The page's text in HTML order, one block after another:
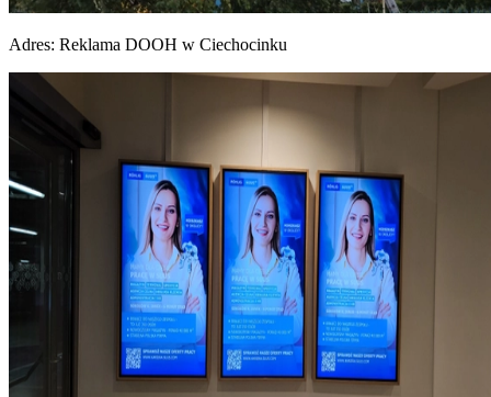
Adres: Reklama DOOH w Ciechocinku